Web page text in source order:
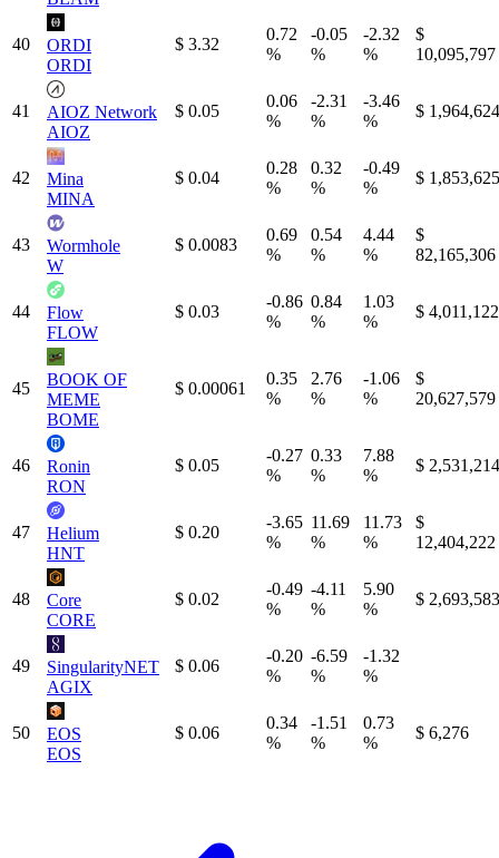
40
ORDI
ORDI
$ 3.32
0.72
%
-0.05
%
-2.32
%
$
10,095,797
41
AIOZ Network
AIOZ
$ 0.05
0.06
%
-2.31
%
-3.46
%
$ 1,964,624
42
Mina
MINA
$ 0.04
0.28
%
0.32
%
-0.49
%
$ 1,853,625
43
Wormhole
W
$ 0.0083
0.69
%
0.54
%
4.44
%
$
82,165,306
44
Flow
FLOW
$ 0.03
-0.86
%
0.84
%
1.03
%
$ 4,011,122
45
BOOK OF
MEME
BOME
$ 0.00061
0.35
%
2.76
%
-1.06
%
$
20,627,579
46
Ronin
RON
$ 0.05
-0.27
%
0.33
%
7.88
%
$ 2,531,214
47
Helium
HNT
$ 0.20
-3.65
%
11.69
%
11.73
%
$
12,404,222
48
Core
CORE
$ 0.02
-0.49
%
-4.11
%
5.90
%
$ 2,693,583
49
SingularityNET
AGIX
$ 0.06
-0.20
%
-6.59
%
-1.32
%
50
EOS
EOS
$ 0.06
0.34
%
-1.51
%
0.73
%
$ 6,276